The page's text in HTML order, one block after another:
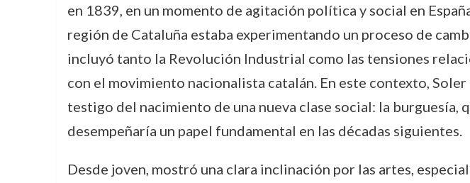
en 1839, en un momento de agitación política y social en
región de Cataluña estaba experimentando un proceso de
incluyó tanto la Revolución Industrial como las tensiones
con el movimiento nacionalista catalán. En este contexto, Soler
testigo del nacimiento de una nueva clase social: la burguesía,
desempeñaría un papel fundamental en las décadas siguientes.
Desde joven, mostró una clara inclinación por las artes,